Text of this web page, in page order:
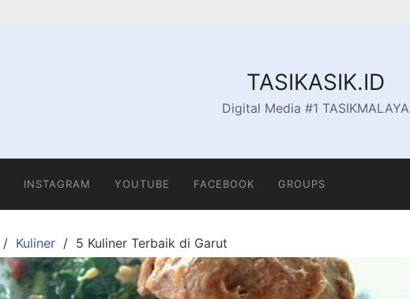
TASIKASIK.ID
Digital Media #1 TASIKMALAYA
INSTAGRAM YOUTUBE FACEBOOK GROUPS
Kuliner 5 Kuliner Terbaik di Garut